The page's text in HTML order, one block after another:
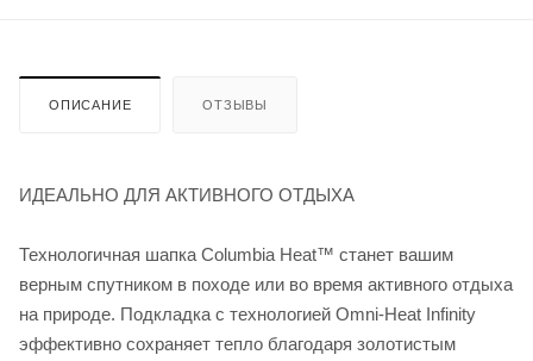
ОПИСАНИЕ ОТЗЫВЫ
ИДЕАЛЬНО ДЛЯ АКТИВНОГО ОТДЫХА
Технологичная шапка Columbia Heat™ станет вашим
верным спутником в походе или во время активного отдыха
на природе. Подкладка с технологией Omni-Heat Infinity
эффективно сохраняет тепло благодаря золотистым